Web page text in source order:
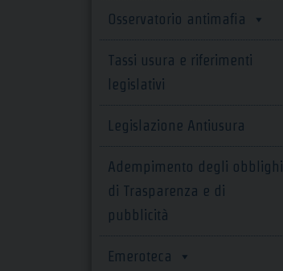
Osservatorio antimafia
Tassi usura e riferimenti
legislativi
Legislazione Antiusura
Adempimento degli obblighi
di Trasparenza e di
pubblicità
Emeroteca